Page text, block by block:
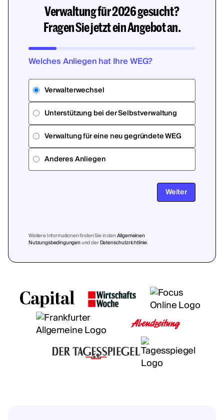
Verwaltung für 2026 gesucht?
Fragen Sie jetzt ein Angebot an.
Welches Anliegen hat Ihre WEG?
Verwalterwechsel
Unterstützung bei der Selbstverwaltung
Verwaltung für eine neu gegründete WEG
Anderes Anliegen
Weiter
Weitere Informationen finden Sie in denAllgemeinen
Nutzungsbedingungenund derDatenschutzrichtlinie.